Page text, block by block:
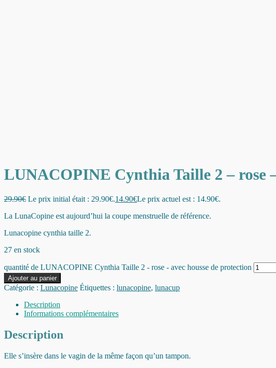
LUNACOPINE Cynthia Taille 2 – rose
29.90€ Le prix initial était : 29.90€.14.90€Le prix actuel est : 14.90€.
La LunaCopine est aujourd’hui la coupe menstruelle de référence.
Lunacopine cynthia taille 2.
27 en stock
quantité de LUNACOPINE Cynthia Taille 2 - rose - avec housse de protection
Ajouter au panier
Catégorie : Lunacopine Étiquettes : lunacopine, lunacup
Description
Informations complémentaires
Description
Elle s’insère dans le vagin de la même façon qu’un tampon.